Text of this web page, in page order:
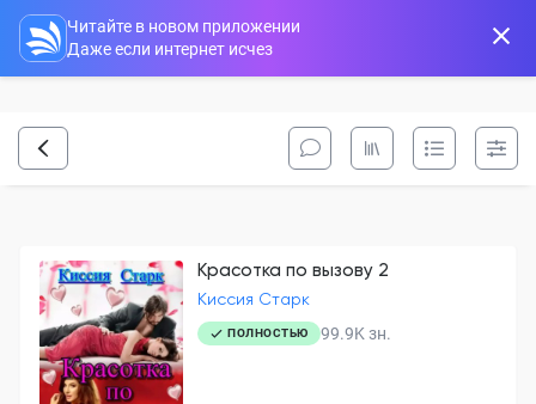
Читайте в новом приложении
Даже если интернет исчез
Красотка по вызову 2
Киссия Старк
ПОЛНОСТЬЮ 99.9K зн.